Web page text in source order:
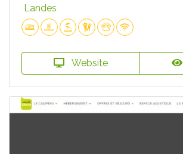
Landes
Website